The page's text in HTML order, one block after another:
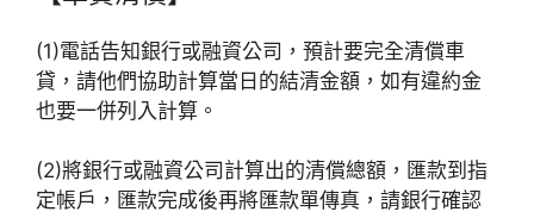
(1)電話告知銀行或融資公司，預計要完全清償車
貸，請他們協助計算當日的結清金額，如有違約金
也要一併列入計算。
(2)將銀行或融資公司計算出的清償總額，匯款到指
定帳戶，匯款完成後再將匯款單傳真，請銀行確認